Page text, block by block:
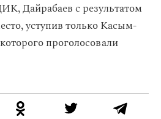
Дайрабаев с результатом
уступив только Касым-
проголосовали